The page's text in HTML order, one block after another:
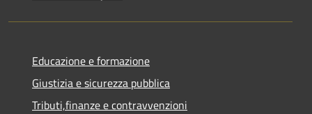
Educazione e formazione
Giustizia e sicurezza pubblica
Tributi,finanze e contravvenzioni